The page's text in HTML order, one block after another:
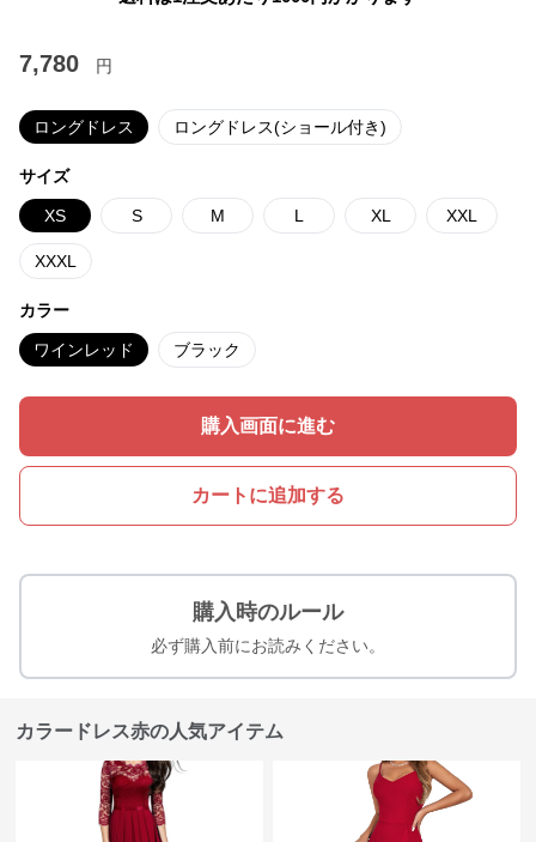
7,780 円
ロングドレス ロングドレス(ショール付き)
サイズ
XS S M L XL XXL
XXXL
カラー
ワインレッド ブラック
購入画面に進む
カートに追加する
購入時のルール
必ず購入前にお読みください。
カラードレス赤の人気アイテム